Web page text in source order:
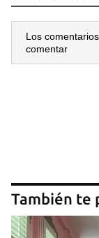
Los
comentar
También te